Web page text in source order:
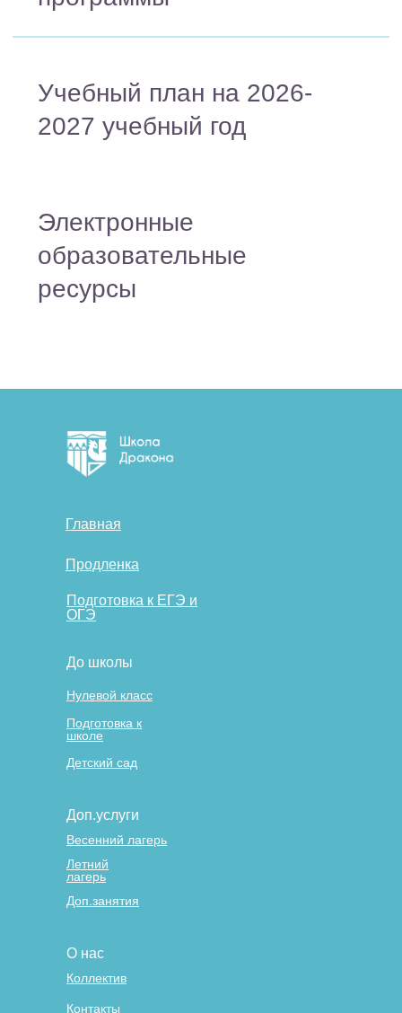
образовательные
ресурсы
Главная
Продленка
Подготовка к ЕГЭ и
ОГЭ
До школы
Нулевой класс
Подготовка к
школе
Детский сад
Доп.услуги
Весенний лагерь
Летний
лагерь
Доп.занятия
О нас
Коллектив
Контакты